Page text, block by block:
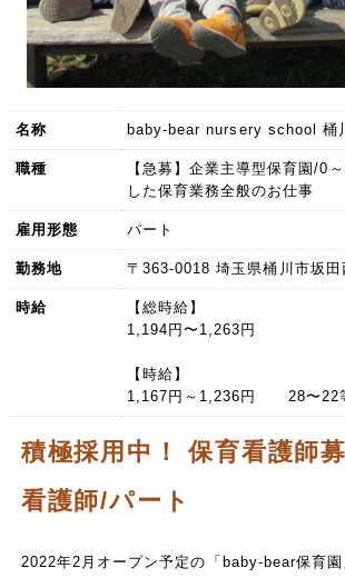
名称 baby-bear nursery school 桶
職種
【急募】企業主導型保育園/0
した保育業務全般のお仕事
雇用形態 パート
勤務地 〒363-0018 埼玉県桶川市坂田
時給
【総時給】
1,194円〜1,263円
【時給】
1,167円～1,236円 28〜22
積極採用中！ 保育看護師
看護師/パート
2022年2月オープン予定の「baby-bear保育園